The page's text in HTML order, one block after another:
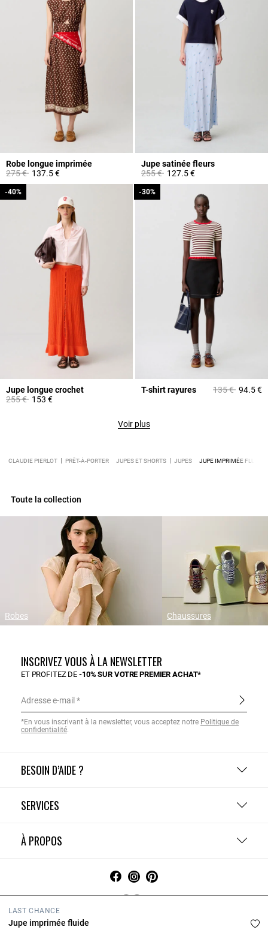
LAST CHANCE
Jupe imprimée fluide
Robe longue imprimée
Prix réduit à partir de
275 €à137.5 €
Jupe satinée fleurs
Prix réduit à partir de
255 €à127.5 €
Jupe longue crochet
Prix réduit à partir de
255 €à
-40%
153 €
-40%
T-shirt rayures Prix réduit à
135 €à
-30%
94.5 €
-30%
Voir plus
CLAUDIE PIERLOT PRÊT-À-PORTER JUPES ET SHORTS JUPES JUPE IMPRIMÉE FLUIDE
Toute la collection
Robes Chaussures
BESOIN D’AIDE ?
SERVICES
À PROPOS
INSCRIVEZ VOUS À LA NEWSLETTER
ET PROFITEZ DE-10% SUR VOTRE PREMIER ACHAT*
Adresse e-mail
*En vous inscrivant à la newsletter, vous acceptez notre Politique de
confidentialité.
CGV Politique de confidentialité